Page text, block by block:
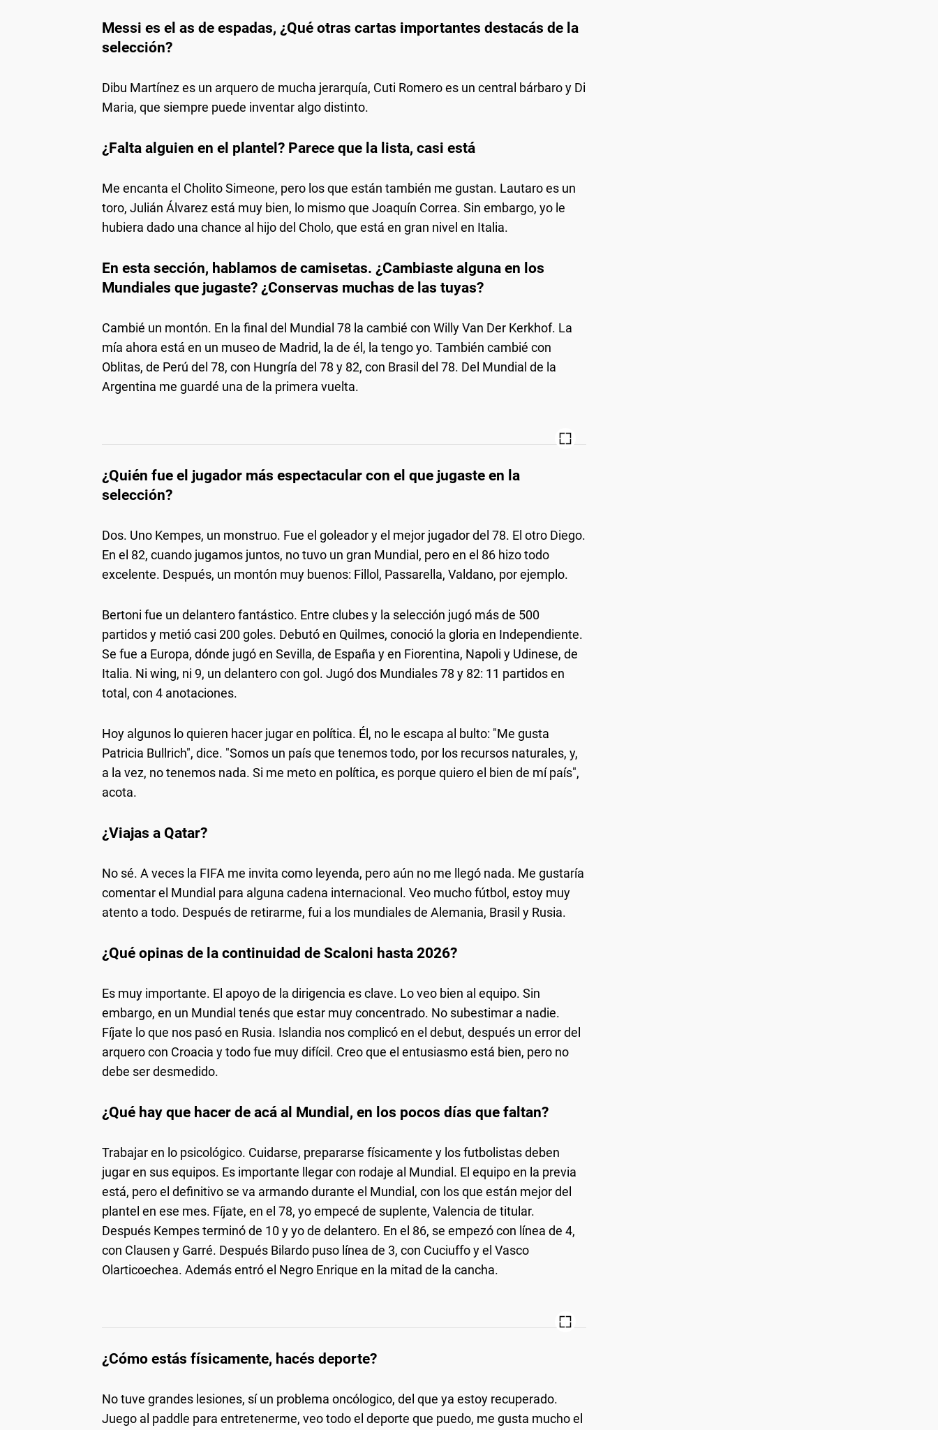
Messi es el as de espadas, ¿Qué otras cartas importantes destacás de la
selección?
Dibu Martínez es un arquero de mucha jerarquía, Cuti Romero es un central bárbaro y Di
Maria, que siempre puede inventar algo distinto.
¿Falta alguien en el plantel? Parece que la lista, casi está
Me encanta el Cholito Simeone, pero los que están también me gustan. Lautaro es un
toro, Julián Álvarez está muy bien, lo mismo que Joaquín Correa. Sin embargo, yo le
hubiera dado una chance al hijo del Cholo, que está en gran nivel en Italia.
En esta sección, hablamos de camisetas. ¿Cambiaste alguna en los
Mundiales que jugaste? ¿Conservas muchas de las tuyas?
Cambié un montón. En la final del Mundial 78 la cambié con Willy Van Der Kerkhof. La
mía ahora está en un museo de Madrid, la de él, la tengo yo. También cambié con
Oblitas, de Perú del 78, con Hungría del 78 y 82, con Brasil del 78. Del Mundial de la
Argentina me guardé una de la primera vuelta.
¿Quién fue el jugador más espectacular con el que jugaste en la
selección?
Dos. Uno Kempes, un monstruo. Fue el goleador y el mejor jugador del 78. El otro Diego.
En el 82, cuando jugamos juntos, no tuvo un gran Mundial, pero en el 86 hizo todo
excelente. Después, un montón muy buenos: Fillol, Passarella, Valdano, por ejemplo.
Bertoni fue un delantero fantástico. Entre clubes y la selección jugó más de 500
partidos y metió casi 200 goles. Debutó en Quilmes, conoció la gloria en Independiente.
Se fue a Europa, dónde jugó en Sevilla, de España y en Fiorentina, Napoli y Udinese, de
Italia. Ni wing, ni 9, un delantero con gol. Jugó dos Mundiales 78 y 82: 11 partidos en
total, con 4 anotaciones.
Hoy algunos lo quieren hacer jugar en política. Él, no le escapa al bulto: "Me gusta
Patricia Bullrich", dice. "Somos un país que tenemos todo, por los recursos naturales, y,
a la vez, no tenemos nada. Si me meto en política, es porque quiero el bien de mí país",
acota.
¿Viajas a Qatar?
No sé. A veces la FIFA me invita como leyenda, pero aún no me llegó nada. Me gustaría
comentar el Mundial para alguna cadena internacional. Veo mucho fútbol, estoy muy
atento a todo. Después de retirarme, fui a los mundiales de Alemania, Brasil y Rusia.
¿Qué opinas de la continuidad de Scaloni hasta 2026?
Es muy importante. El apoyo de la dirigencia es clave. Lo veo bien al equipo. Sin
embargo, en un Mundial tenés que estar muy concentrado. No subestimar a nadie.
Fíjate lo que nos pasó en Rusia. Islandia nos complicó en el debut, después un error del
arquero con Croacia y todo fue muy difícil. Creo que el entusiasmo está bien, pero no
debe ser desmedido.
¿Qué hay que hacer de acá al Mundial, en los pocos días que faltan?
Trabajar en lo psicológico. Cuidarse, prepararse físicamente y los futbolistas deben
jugar en sus equipos. Es importante llegar con rodaje al Mundial. El equipo en la previa
está, pero el definitivo se va armando durante el Mundial, con los que están mejor del
plantel en ese mes. Fíjate, en el 78, yo empecé de suplente, Valencia de titular.
Después Kempes terminó de 10 y yo de delantero. En el 86, se empezó con línea de 4,
con Clausen y Garré. Después Bilardo puso línea de 3, con Cuciuffo y el Vasco
Olarticoechea. Además entró el Negro Enrique en la mitad de la cancha.
¿Cómo estás físicamente, hacés deporte?
No tuve grandes lesiones, sí un problema oncólogico, del que ya estoy recuperado.
Juego al paddle para entretenerme, veo todo el deporte que puedo, me gusta mucho el